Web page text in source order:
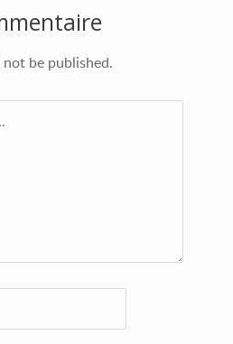
be published.